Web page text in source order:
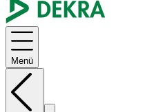
Menü